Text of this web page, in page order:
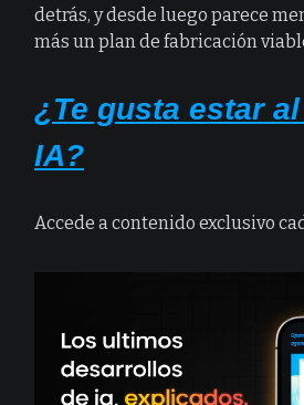
detrás, y desde luego parece
más un plan de fabricación
¿Te gusta estar
IA?
Accede a contenido exclusivo